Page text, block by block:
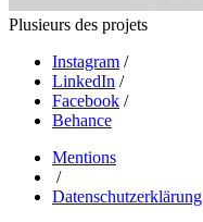
Plusieurs des projets
Instagram /
LinkedIn /
Facebook /
Behance
Mentions
/
Datenschutzerklärung